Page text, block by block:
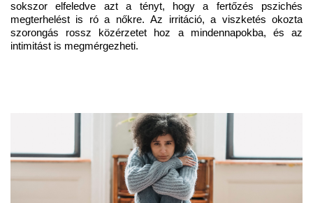
sokszor elfeledve azt a tényt, hogy a fertőzés pszichés
megterhelést is ró a nőkre. Az irritáció, a viszketés okozta
szorongás rossz közérzetet hoz a mindennapokba, és az
intimitást is megmérgezheti.